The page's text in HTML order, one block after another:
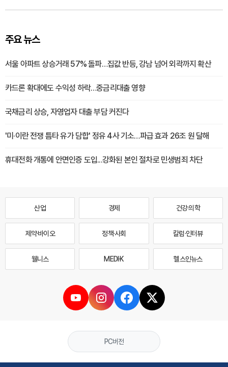
주요 뉴스
서울 아파트 상승거래 57% 돌파…집값 반등, 강남 넘어 외곽까지 확산
카드론 확대에도 수익성 하락…중금리대출 영향
국채금리 상승, 자영업자 대출 부담 커진다
'미·이란 전쟁 틈타 유가 담합' 정유 4사 기소…파급 효과 26조 원 달해
휴대전화 개통에 안면인증 도입...강화된 본인 절차로 민생범죄 차단
산업 경제 건강·의학
제약·바이오 정책·사회 칼럼·인터뷰
웰니스 MEDI·K 헬스인뉴스
PC버전